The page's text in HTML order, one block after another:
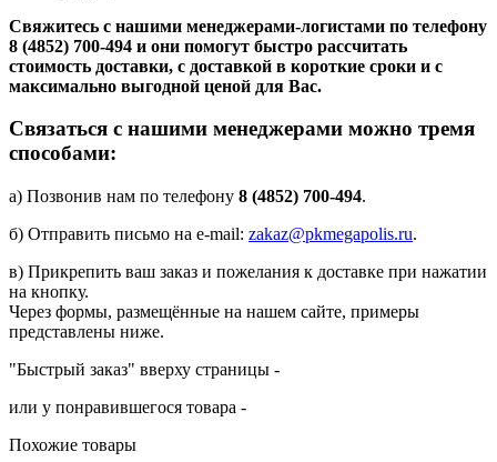
Свяжитесь с нашими менеджерами-логистами по телефону
8 (4852) 700-494 и они помогут быстро рассчитать
стоимость доставки, с доставкой в короткие сроки и с
максимально выгодной ценой для Вас.
Связаться с нашими менеджерами можно тремя
способами:
а) Позвонив нам по телефону 8 (4852) 700-494.
б) Отправить письмо на e-mail: zakaz@pkmegapolis.ru.
в) Прикрепить ваш заказ и пожелания к доставке при нажатии
на кнопку.
Через формы, размещённые на нашем сайте, примеры
представлены ниже.
"Быстрый заказ" вверху страницы -
или у понравившегося товара -
Похожие товары